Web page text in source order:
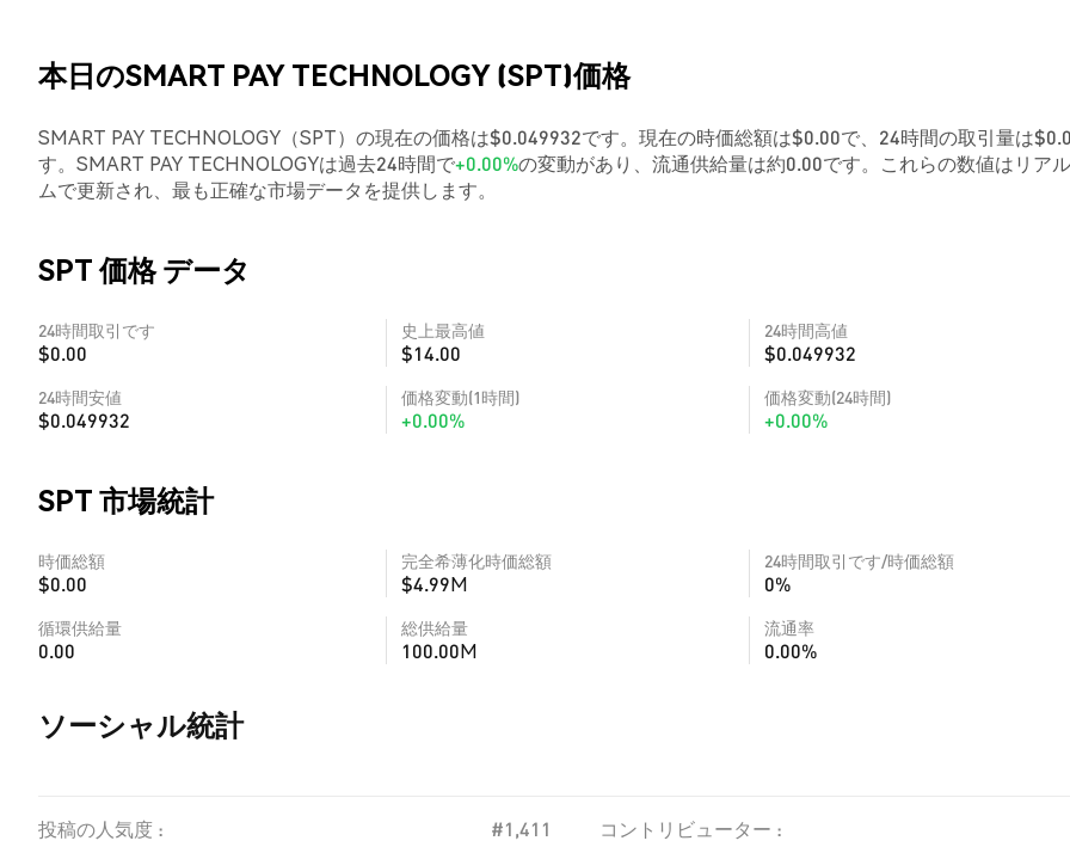
本日のSMART PAY TECHNOLOGY (SPT)価格
SMART PAY TECHNOLOGY（SPT）の現在の価格は$0.049932です。現在の時価総額は$0.00で、24時間の取引量は
す。SMART PAY TECHNOLOGYは過去24時間で+0.00%の変動があり、流通供給量は約0.00です。これらの数値はリア
ムで更新され、最も正確な市場データを提供します。
SPT 価格 データ
24時間取引です
$0.00
史上最高値
$14.00
24時間高値
$0.049932
24時間安値
$0.049932
価格変動(1時間)
+0.00%
価格変動(24時間)
+0.00%
SPT 市場統計
時価総額
$0.00
完全希薄化時価総額
$4.99M
24時間取引です/時価総額
0%
循環供給量
0.00
総供給量
100.00M
流通率
0.00%
ソーシャル統計
投稿の人気度 : #1,411
コントリビューター :